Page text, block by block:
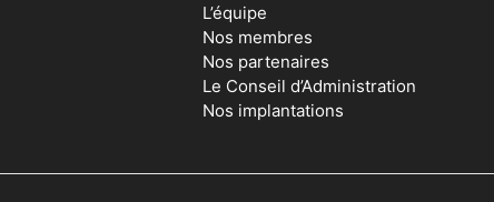
L’équipe
Nos membres
Nos partenaires
Le Conseil d’Administration
Nos implantations